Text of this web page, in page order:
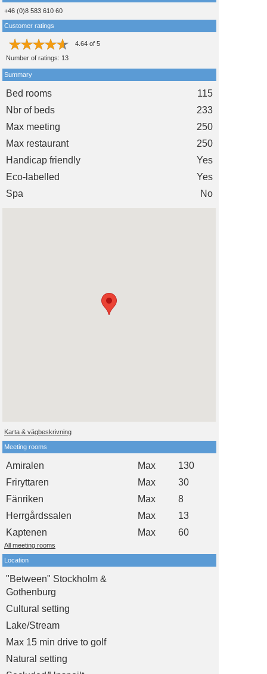
+46 (0)8 583 610 60
Customer ratings
4.64 of 5
Number of ratings: 13
Summary
Bed rooms
115
Nbr of beds
233
Max meeting
250
Max restaurant
250
Handicap friendly
Yes
Eco-labelled
Yes
Spa
No
Karta & vägbeskrivning
Meeting rooms
Amiralen Max
130
Friryttaren
Max
30
Fänriken
Max
8
Herrgårdssalen
Max
13
Kaptenen
Max 60
All meeting rooms
Location
"Between" Stockholm &
Gothenburg
Cultural setting
Lake/Stream
Max 15 min drive to golf
Natural setting